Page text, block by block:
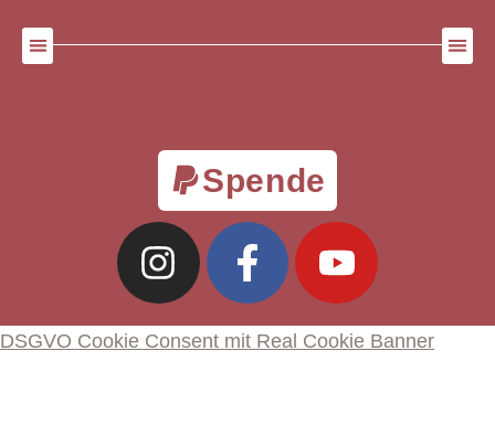
Spende
DSGVO Cookie Consent mit Real Cookie Banner